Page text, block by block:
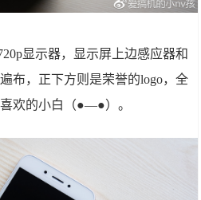
显示器，显示屏上边感应器和
布，正下方则是荣誉的logo，全
欢的小白（●—●）。